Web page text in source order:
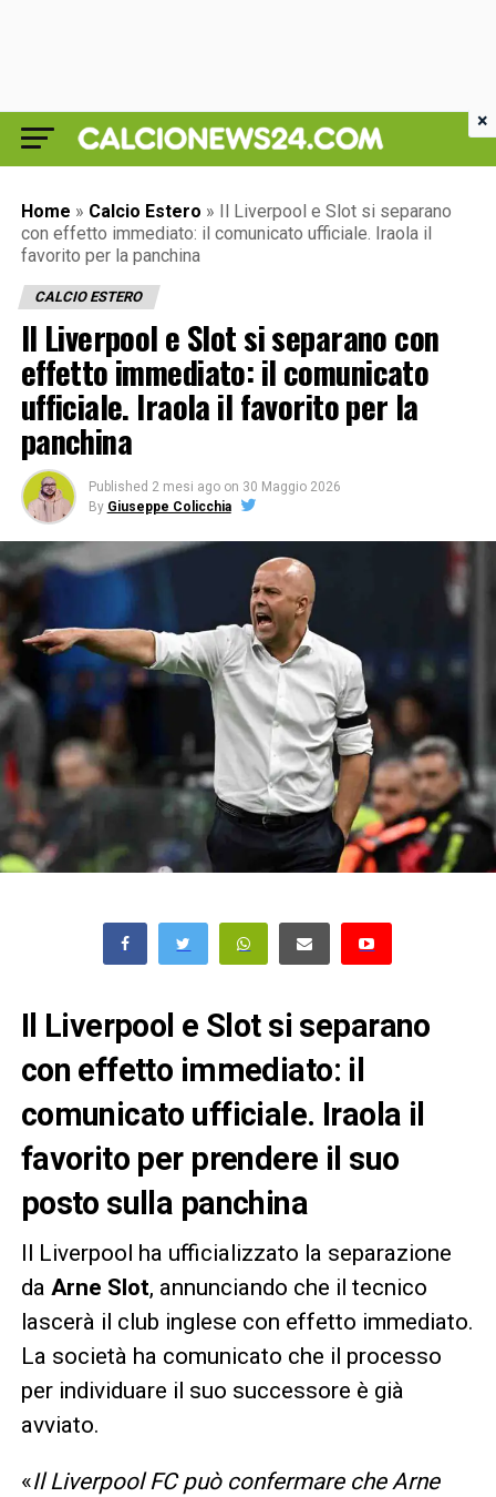
Home » Calcio Estero » Il Liverpool e Slot si separano
con effetto immediato: il comunicato ufficiale. Iraola il
favorito per la panchina
CALCIO ESTERO
Il Liverpool e Slot si separano con
effetto immediato: il comunicato
ufficiale. Iraola il favorito per la
panchina
Published 2 mesi ago on 30 Maggio 2026
By Giuseppe Colicchia
Il Liverpool e Slot si separano
con effetto immediato: il
comunicato ufficiale. Iraola il
favorito per prendere il suo
posto sulla panchina
Il Liverpool ha ufficializzato la separazione
da Arne Slot, annunciando che il tecnico
lascerà il club inglese con effetto immediato.
La società ha comunicato che il processo
per individuare il suo successore è già
avviato.
«Il Liverpool FC può confermare che Arne
×